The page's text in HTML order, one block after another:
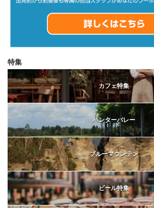
特集
カフェ特集
ハンターバレー
ブルーマウンテン
ビール特集